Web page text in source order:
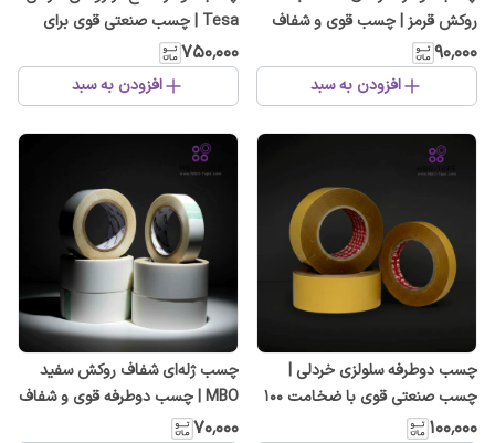
روکش قرمز | چسب قوی و شفاف
برای شیشه، آینه و خودرو
۹۰٬۰۰۰
افزودن به سبد
Tesa | چسب صنعتی قوی برای
مبلمان، پرده و خودرو
۷۵۰٬۰۰۰
افزودن به سبد
چسب دوطرفه سلولزی خردلی |
چسب صنعتی قوی با ضخامت ۱۰۰
میکرون و طول ۵۰ متر
۱۰۰٬۰۰۰
چسب ژله‌ای شفاف روکش سفید
MBO | چسب دوطرفه قوی و شفاف
برای سطوح مختلف
۷۰٬۰۰۰